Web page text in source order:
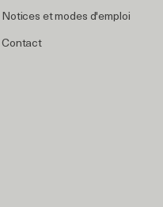
Notices et modes d'emploi
Contact